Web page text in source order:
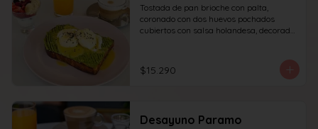
Tostada de pan brioche con palta,
coronado con dos huevos pochados
cubiertos con salsa holandesa, decorado
$1.000 adicionales) + jugo del día de
160ml + yogur griego con granola y
$15.290
Desayuno Paramo